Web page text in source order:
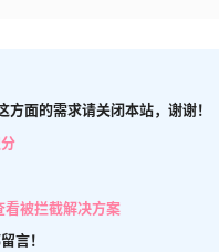
面的需求请关闭本站，谢谢！
看被拦截解决方案
言！